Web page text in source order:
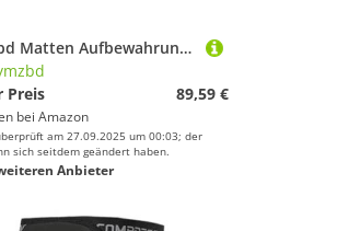
Aymzbd Matten Aufbewahrungsregal, Aufbewahrungsregal für Heim Fitnessstudio, Schaumstoffrolle, Metall Trainingsgeräte, Trainingsgeräte, Gewichtsständer M, Schwarz
Preis
89,59 €
bei Amazon
am 27.09.2025 um 00:03; der
sich seitdem geändert haben.
Anbieter